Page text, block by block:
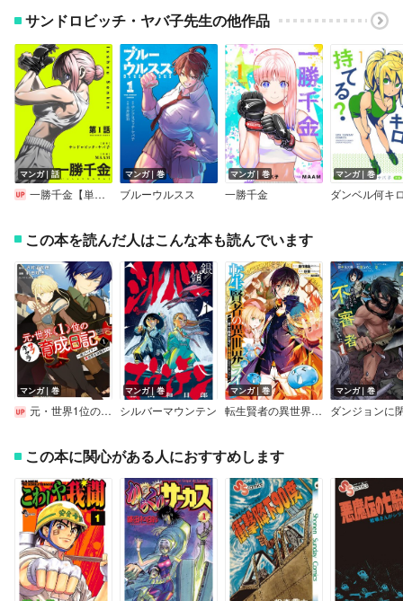
サンドロビッチ・ヤバ子先生の他作品
マンガ｜話
一勝千金【単話】
マンガ｜巻
ブルーウルスス
マンガ｜巻
一勝千金
マンガ｜巻
この本を読んだ人はこんな本も読んでいます
マンガ｜巻
元・世界1位のサブキャラ育成日記 ～廃プレイヤー、異世界を攻略中！～
マンガ｜巻
シルバーマウンテン
マンガ｜巻
転生賢者の異世界ライフ～第二の職業を得て、世界最強になりました～【特典付き】
マンガ｜巻
この本に関心がある人におすすめします